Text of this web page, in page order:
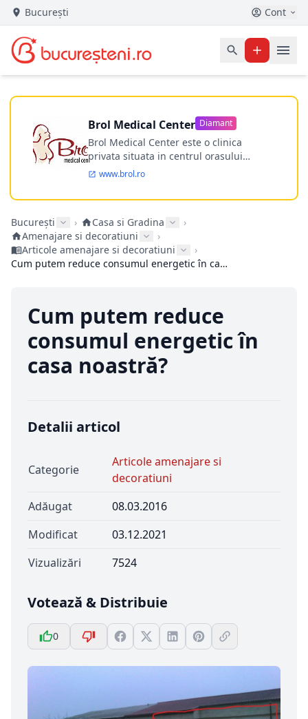
București Cont
Brol Medical Center Diamant
Brol Medical Center este o clinica
privata situata in centrul orasului
Timisoara avand o experienta de
Incepand din anul 2009 clinica isi
ultramodern.
www.brol.ro
București › Casa si Gradina
›
Amenajare si decoratiuni
›
Articole amenajare si decoratiuni
›
Cum putem reduce consumul energetic în casa noastră?
Cum putem reduce
consumul energetic în
casa noastră?
Detalii articol
Categorie
Articole amenajare si
decoratiuni
Adăugat
08.03.2016
Modificat
03.12.2021
Vizualizări
7524
Votează & Distribuie
0